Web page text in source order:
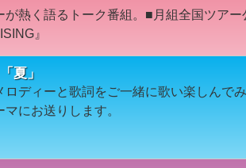
が熱く語るトーク番組。■月組全国ツアー
』
夏」
ディーと歌詞をご一緒に歌い楽しんでみ
にお送りします。